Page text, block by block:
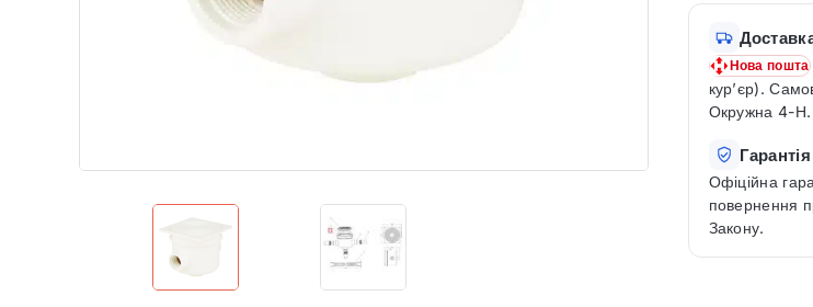
Нова пошта
кур’єр).
Окружна 4-Н.
Офіційна
повернення
Закону.